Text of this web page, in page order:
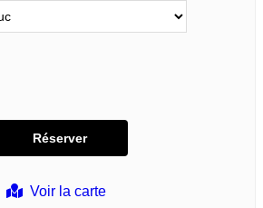
Voir la carte